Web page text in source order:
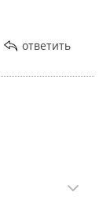
ответить